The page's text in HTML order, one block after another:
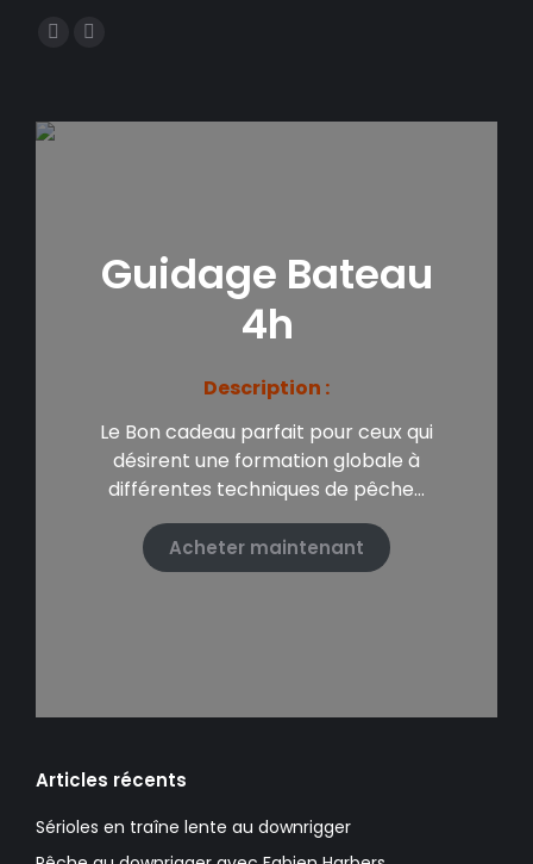
Trouvez nous sur :
Facebook
in
E-
Guidage Bateau
4h
Description :
Le Bon cadeau parfait pour ceux qui
désirent une formation globale à
différentes techniques de pêche…
Acheter maintenant
Articles récents
Sérioles en traîne lente au downrigger